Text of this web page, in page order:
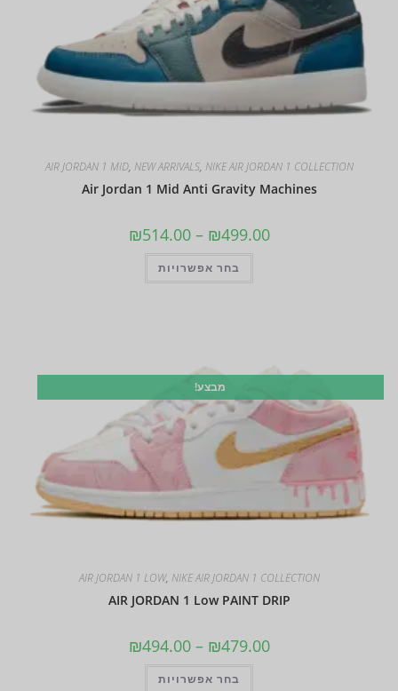
AIR JORDAN 1 MID, NEW ARRIVALS, NIKE AIR JORDAN 1 COLLECTION
Air Jordan 1 Mid Anti Gravity Machines
₪499.00
–
₪514.00
בחר אפשרויות
מבצע!
AIR JORDAN 1 LOW, NIKE AIR JORDAN 1 COLLECTION
AIR JORDAN 1 Low PAINT DRIP
₪479.00
–
₪494.00
בחר אפשרויות